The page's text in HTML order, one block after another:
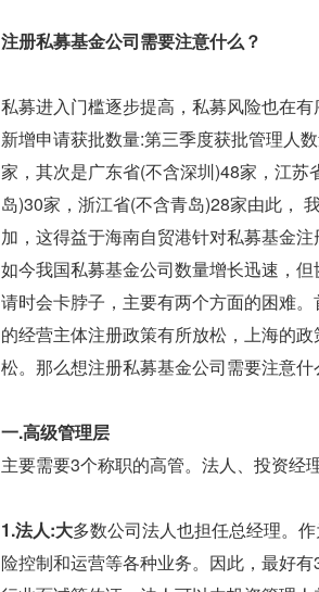
公司
牌照
海外银行
开户
公司银行
开户
知识产权
注册私募基金公司需要注意什么？
私募进入门槛逐步提高，私募风险也在
新增申请获批数量:第三季度获批管理人
家，其次是广东省(不含深圳)48家，江
岛)30家，浙江省(不含青岛)28家由此，
加，这得益于海南自贸港针对私募基金
如今我国私募基金公司数量增长迅速，
请时会卡脖子，主要有两个方面的困难
的经营主体注册政策有所放松，上海的
松。那么想注册私募基金公司需要注意什
一.高级管理层
主要需要3个称职的高管。法人、投资经
1.法人:大多数公司法人也担任总经理。
险控制和运营等各种业务。因此，最好